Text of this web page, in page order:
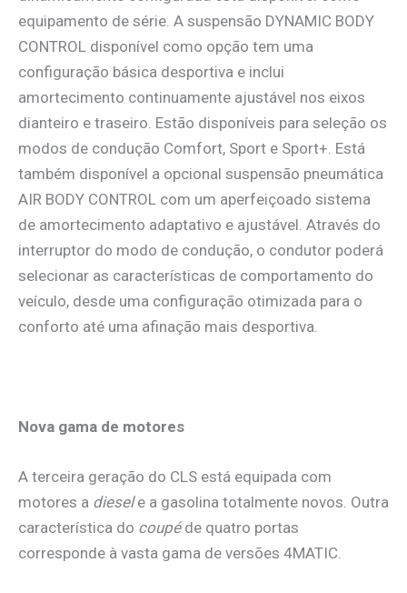
equipamento de série. A suspensão DYNAMIC BODY
CONTROL disponível como opção tem uma
configuração básica desportiva e inclui
amortecimento continuamente ajustável nos eixos
dianteiro e traseiro. Estão disponíveis para seleção os
modos de condução Comfort, Sport e Sport+. Está
também disponível a opcional suspensão pneumática
AIR BODY CONTROL com um aperfeiçoado sistema
de amortecimento adaptativo e ajustável. Através do
interruptor do modo de condução, o condutor poderá
selecionar as características de comportamento do
veículo, desde uma configuração otimizada para o
conforto até uma afinação mais desportiva.
Nova gama de motores
A terceira geração do CLS está equipada com
motores a diesele a gasolina totalmente novos. Outra
característica do coupéde quatro portas
corresponde à vasta gama de versões 4MATIC.